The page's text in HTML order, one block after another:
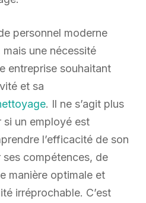
personnel moderne
mais une nécessité
entreprise souhaitant
et sa
. Il ne s’agit plus
si un employé est
l’efficacité de son
compétences, de
manière optimale et
irréprochable. C’est